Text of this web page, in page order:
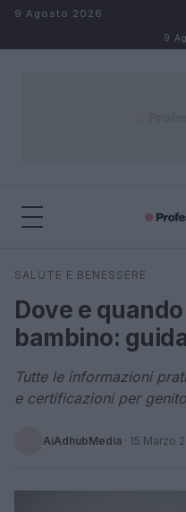
Salta al contenuto
9 Agosto 2026
9
Cerca
SALUTE E BENESSERE
Dove e
bambino:
Tutte le informazioni
e certificazioni per
AiAdhubMedia · 15 Marzo